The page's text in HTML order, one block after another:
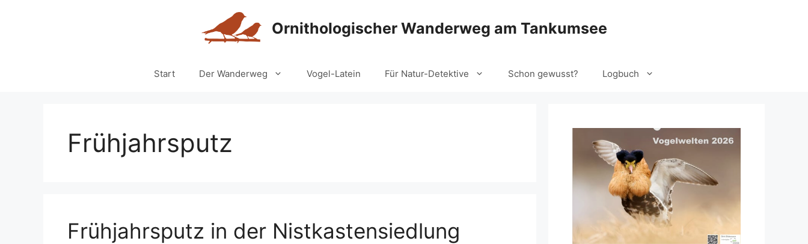
Ornithologischer Wanderweg am Tankumsee
Start Der Wanderweg Vogel-Latein Für Natur-Detektive Schon gewusst? Logbuch
Frühjahrsputz
Frühjahrsputz in der Nistkastensiedlung